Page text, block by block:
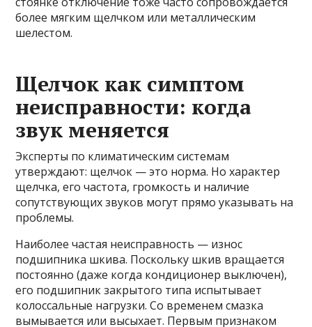
более мягким щелчком или металлическим
шелестом.
Щелчок как симптом
неисправности: когда
звук меняется
Эксперты по климатическим системам
утверждают: щелчок — это норма. Но характер
щелчка, его частота, громкость и наличие
сопутствующих звуков могут прямо указывать на
проблемы.
Наиболее частая неисправность — износ
подшипника шкива. Поскольку шкив вращается
постоянно (даже когда кондиционер выключен),
его подшипник закрытого типа испытывает
колоссальные нагрузки. Со временем смазка
вымывается или высыхает. Первым признаком